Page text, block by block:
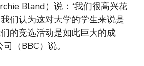
Bland）说：“我们很高兴花
们认为这对大学的学生来说是
的竞选活动是如此巨大的成
（BBC）说。